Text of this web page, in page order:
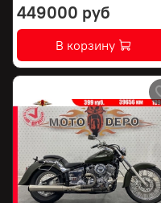
449000 руб
В корзину